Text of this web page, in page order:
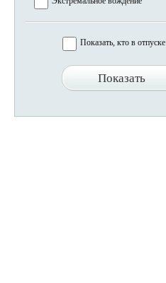
Показать, кто в отпуске